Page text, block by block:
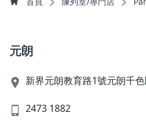
元朗
新界元朗教育路1號元朗千
2473 1882